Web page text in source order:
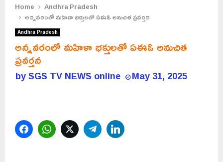
Home
Andhra Pradesh
అన్నవరంలో మహిళా భక్తులతో ఏఈఓ అనుచిత ప్రవర్తన
Andhra Pradesh
అన్నవరంలో మహిళా భక్తులతో ఏఈఓ అనుచిత
ప్రవర్తన
bySGS TV NEWS online May 31, 2025
FacebookWhatsAppTwitterTelegram